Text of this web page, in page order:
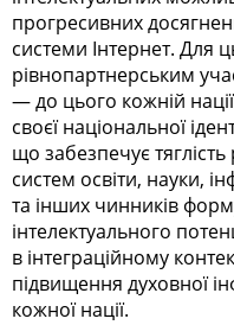
прогресивних
системи Інтернет. Для
рівнопартнерським
— до цього кожній
своєї національної
що забезпечує
систем освіти, науки,
та інших чинників
інтелектуального
в інтеграційному
підвищення духовної
кожної нації.